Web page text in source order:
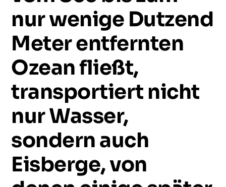
nurwenige Dutzend
Meterentfernten
Ozeanfließt,
transportiert nicht
nurWasser,
sondernauch
Eisberge,von